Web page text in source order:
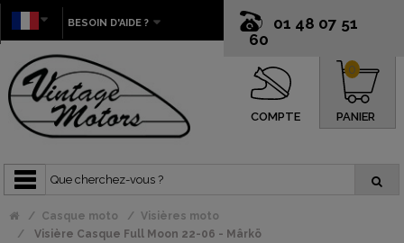
01 48 07 51
60
BESOIN D'AIDE ?
COMPTE PANIER
0
Casque moto
Visières moto
Visière Casque Full Moon 22-06 - Mârkö